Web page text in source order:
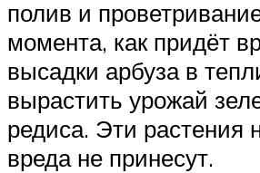
полив и
момента, как придёт
высадки арбуза в
вырастить урожай
редиса. Эти растения
вреда не принесут.